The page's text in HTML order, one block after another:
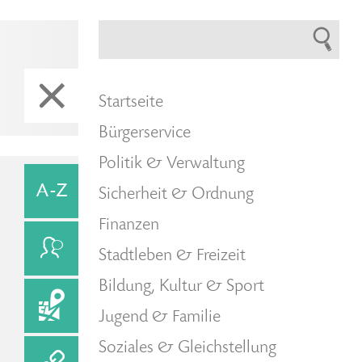
Startseite
Bürgerservice
Politik & Verwaltung
Sicherheit & Ordnung
Finanzen
Stadtleben & Freizeit
Bildung, Kultur & Sport
Jugend & Familie
Soziales & Gleichstellung